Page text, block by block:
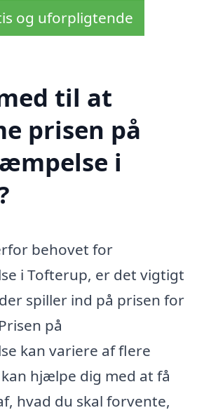
og uforpligtende
til at
prisen på
i
behovet for
i Tofterup, er det vigtigt
spiller ind på prisen for
på
kan variere af flere
hjælpe dig med at få
hvad du skal forvente,